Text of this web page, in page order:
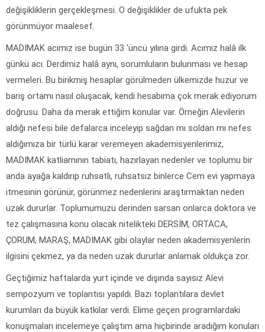
değişikliklerin gerçekleşmesi. O değişiklikler de ufukta pek
görünmüyor maalesef.
MADIMAK acımız ise bugün 33 ‘üncü yılına girdi. Acımız halâ ilk
günkü acı. Derdimiz halâ aynı, sorumluların bulunması ve hesap
vermeleri. Bu birikmiş hesaplar görülmeden ülkemizde huzur ve
barış ortamı nasıl oluşacak, kendi hesabıma çok merak ediyorum
doğrusu. Daha da merak ettiğim konular var. Örneğin Alevilerin
aldığı nefesi bile defalarca inceleyip sağdan mı soldan mı nefes
aldığımıza bir türlü karar veremeyen akademisyenlerimiz,
MADIMAK katliamının tabiatı, hazırlayan nedenler ve toplumu bir
anda ayağa kaldırıp ruhsatlı, ruhsatsız binlerce Cem evi yapmaya
itmesinin görünür, görünmez nedenlerini araştırmaktan neden
uzak dururlar. Toplumumuzu derinden sarsan onlarca doktora ve
tez çalışmasına konu olacak nitelikteki DERSİM, ORTACA,
ÇORUM, MARAŞ, MADIMAK gibi olaylar neden akademisyenlerin
ilgisini çekmez, ya da neden uzak dururlar anlamak oldukça zor.
Geçtiğimiz haftalarda yurt içinde ve dışında sayısız Alevi
sempozyum ve toplantısı yapıldı. Bazı toplantılara devlet
kurumları da büyük katkılar verdi. Elime geçen programlardaki
konuşmaları incelemeye çalıştım ama hiçbirinde aradığım konuları